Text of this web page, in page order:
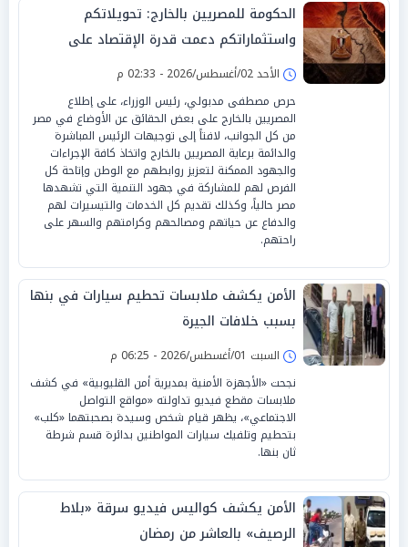
الحكومة للمصريين بالخارج: تحويلاتكم
واستثماراتكم دعمت قدرة الإقتصاد على
الصمود
الأحد 02/أغسطس/2026 - 02:33 م
حرص مصطفى مدبولي، رئيس الوزراء، على إطلاع
المصريين بالخارج على بعض الحقائق عن الأوضاع في مصر
من كل الجوانب، لافتاً إلى توجيهات الرئيس المباشرة
والدائمة برعاية المصريين بالخارج واتخاذ كافة الإجراءات
والجهود الممكنة لتعزيز روابطهم مع الوطن وإتاحة كل
الفرص لهم للمشاركة في جهود التنمية التي تشهدها
مصر حالياً، وكذلك تقديم كل الخدمات والتيسيرات لهم
والدفاع عن حياتهم ومصالحهم وكرامتهم والسهر على
راحتهم.
الأمن يكشف ملابسات تحطيم سيارات في بنها
بسبب خلافات الجيرة
السبت 01/أغسطس/2026 - 06:25 م
نجحت «الأجهزة الأمنية بمديرية أمن القليوبية» في كشف
ملابسات مقطع فيديو تداولته «مواقع التواصل
الاجتماعي»، يظهر قيام شخص وسيدة بصحبتهما «كلب»
بتحطيم وتلفيك سيارات المواطنين بدائرة قسم شرطة
ثان بنها.
الأمن يكشف كواليس فيديو سرقة «بلاط
الرصيف» بالعاشر من رمضان